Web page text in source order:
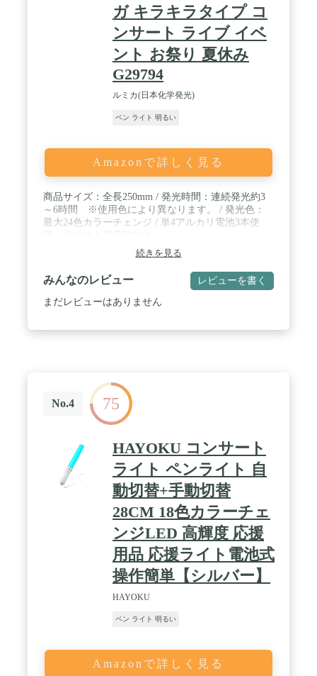
ガ キラキラタイプ コ
ンサート ライブ イベ
ント お祭り 夏休み
G29794
ルミカ(日本化学発光)
ペン ライト 明るい
Amazonで詳しく見る
商品サイズ：全長250mm / 発光時間：連続発光約3
～6時間 ※使用色により異なります。 / 発光色：
最大24色カラーチェンジ / 単4アルカリ電池3本使
続きを見る
みんなのレビュー レビューを書く
まだレビューはありません
No.4 75
HAYOKU コンサート
ライト ペンライト 自
動切替+手動切替
28CM 18色カラーチェ
ンジLED 高輝度 応援
用品 応援ライト電池式
操作簡単【シルバー】
HAYOKU
ペン ライト 明るい
Amazonで詳しく見る